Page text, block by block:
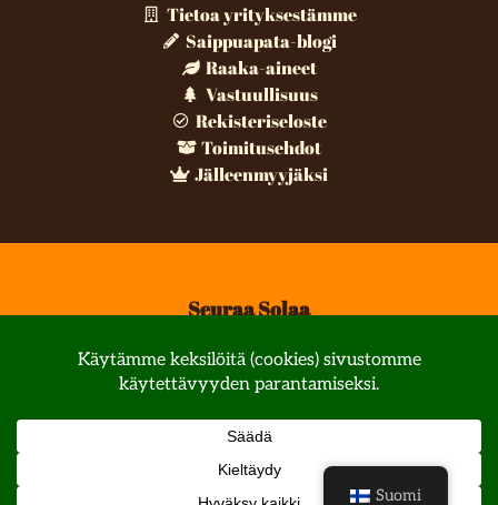
Tietoa yrityksestämme
Saippuapata-blogi
Raaka-aineet
Vastuullisuus
Rekisteriseloste
Toimitusehdot
Jälleenmyyjäksi
Seuraa Solaa
© All rights reserved
Suomi